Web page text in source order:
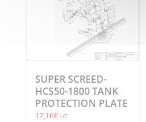
SUPER SCREED-
HCS50-1800 TANK
PROTECTION PLATE
17,16€ HT